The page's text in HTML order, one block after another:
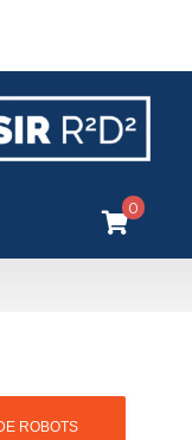
0
TONTE SUR
LANAUDIÈRE,
ROBOTS